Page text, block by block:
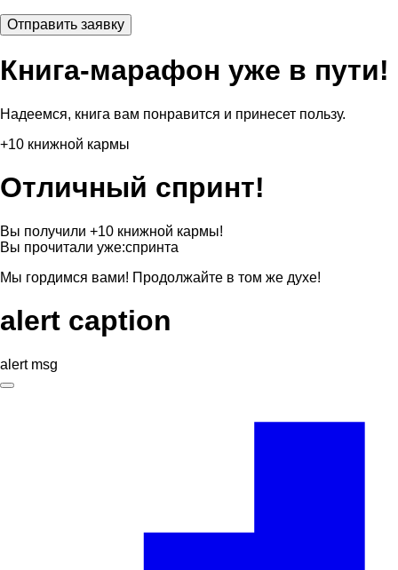
Книга-марафон уже в пути!
Надеемся, книга вам понравится и принесет пользу.
+10 книжной кармы
Отличный спринт!
Вы получили +10 книжной кармы!
Вы прочитали уже:спринта
Мы гордимся вами! Продолжайте в том же духе!
alert caption
alert msg